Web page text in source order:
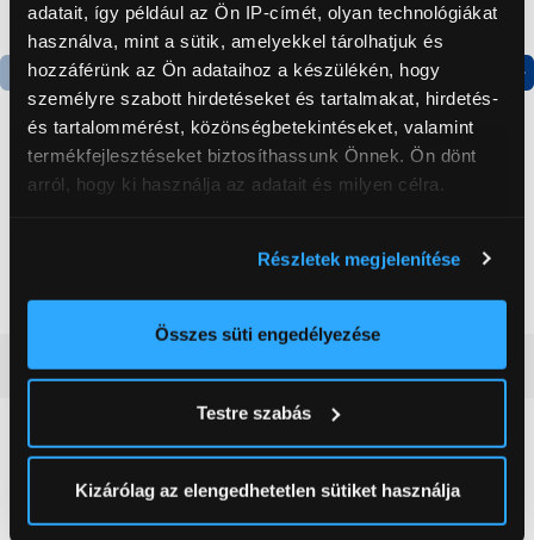
adatait, így például az Ön IP-címét, olyan technológiákat
használva, mint a sütik, amelyekkel tárolhatjuk és
hozzáférünk az Ön adataihoz a készülékén, hogy
személyre szabott hirdetéseket és tartalmakat, hirdetés-
és tartalommérést, közönségbetekintéseket, valamint
termékfejlesztéseket biztosíthassunk Önnek. Ön dönt
arról, hogy ki használja az adatait és milyen célra.
elhelyezkedéséről pár méteres pontossággal
Az Ön készülékén beazonosítása annak konkrét
módjairól és adja meg preferenciáit aRészletek
pontban. Bármikor módosíthatja vagy visszavonhatja a
Sütinyilatkozathoz való hozzájárulását.
Részletek megjelenítése
Összes süti engedélyezése
Testre szabás
Kizárólag az elengedhetetlen sütiket használja
Termék adatlap
Gorenje NRS8182KX Side
Termék adatlap
Gorenje N619EAXL4
179 999 Ft
Vásárlói vélemények(0)
0
0 értékelés